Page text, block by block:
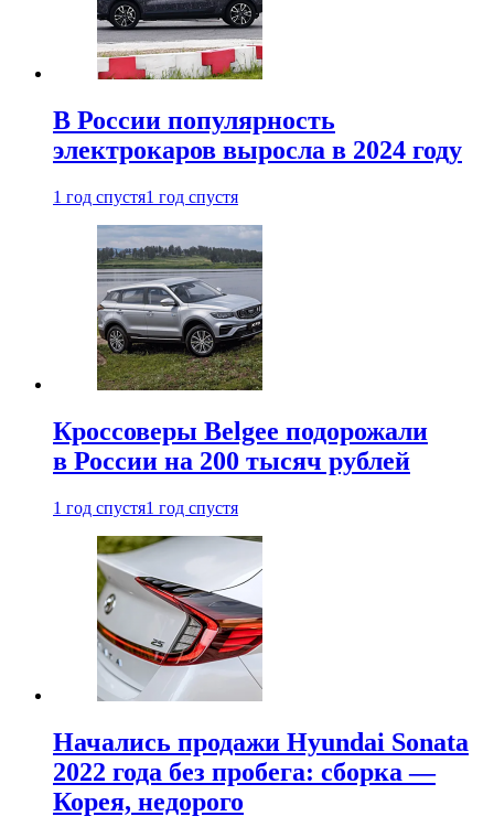
В России популярность
электрокаров выросла в 2024 году
1 год спустя1 год спустя
Кроссоверы Belgee подорожали
в России на 200 тысяч рублей
1 год спустя1 год спустя
Начались продажи Hyundai Sonata
2022 года без пробега: сборка —
Корея, недорого